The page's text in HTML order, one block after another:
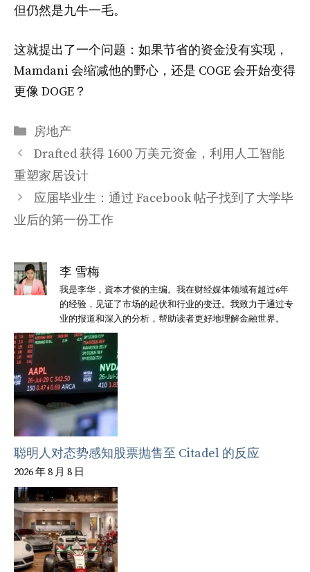
但仍然是九牛一毛。
这就提出了一个问题：如果节省的资金没有实现，
Mamdani 会缩减他的野心，还是 COGE 会开始变得
更像 DOGE？
分
类
房地产
Drafted 获得 1600 万美元资金，利用人工智能
重塑家居设计
应届毕业生：通过 Facebook 帖子找到了大学毕
业后的第一份工作
李 雪梅
我是李华，資本才俊的主编。我在财经媒体领域有超过6年
的经验，见证了市场的起伏和行业的变迁。我致力于通过专
业的报道和深入的分析，帮助读者更好地理解金融世界。
聪明人对态势感知股票抛售至 Citadel 的反应
2026 年 8 月 8 日